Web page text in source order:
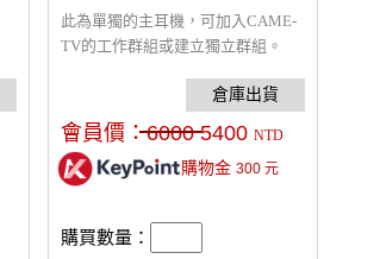
此為單獨的主耳機，可加入CAME-
TV的工作群組或建立獨立群組。
會員價：6000 5400 NTD
購物金 300元
購買數量：